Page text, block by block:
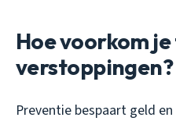
Hoe voorkom
verstoppingen?
Preventie bespaart geld